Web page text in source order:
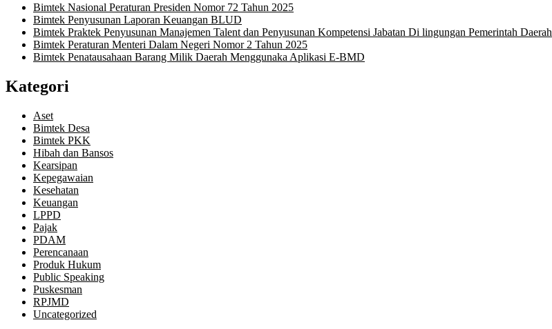
Bimtek Nasional Peraturan Presiden Nomor 72 Tahun 2025
Bimtek Penyusunan Laporan Keuangan BLUD
Bimtek Praktek Penyusunan Manajemen Talent dan Penyusunan Kompetensi Jabatan Di lingungan Pemerintah Daerah
Bimtek Peraturan Menteri Dalam Negeri Nomor 2 Tahun 2025
Bimtek Penatausahaan Barang Milik Daerah Menggunaka Aplikasi E-BMD
Kategori
Aset
Bimtek Desa
Bimtek PKK
Hibah dan Bansos
Kearsipan
Kepegawaian
Kesehatan
Keuangan
LPPD
Pajak
PDAM
Perencanaan
Produk Hukum
Public Speaking
Puskesman
RPJMD
Uncategorized